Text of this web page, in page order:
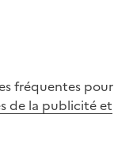
fréquentes pour
de la publicité et